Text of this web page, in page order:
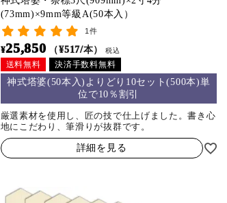
(73mm)×9mm等級A(50本入）
1件
¥25,850 （¥517/本） 税込
送料無料 決済手数料無料
神式塔婆(50本入)よりどり10セット(500本)単
位で10％割引
厳選素材を使用し、匠の技で仕上げました。書き心
地にこだわり、筆滑りが抜群です。
詳細を見る